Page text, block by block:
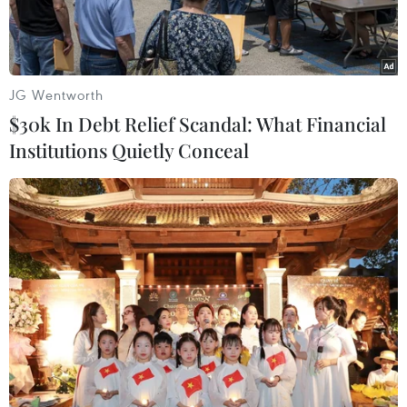
thêm.
Ảnh minh họa. (Nguồn: Reuters)
Bộ trưởng Năng lượng Saudi Arabia Khalid al-
Falih ngày 10/6 cho biết hiện không có dấu hiệu
nào cho thấy thỏa thuận cắt giảm sản lượng của
các nước sản xuất dầu lớn trên thế giới cần phải
JG Wentworth
$30k In Debt Relief Scandal: What Financial
Institutions Quietly Conceal